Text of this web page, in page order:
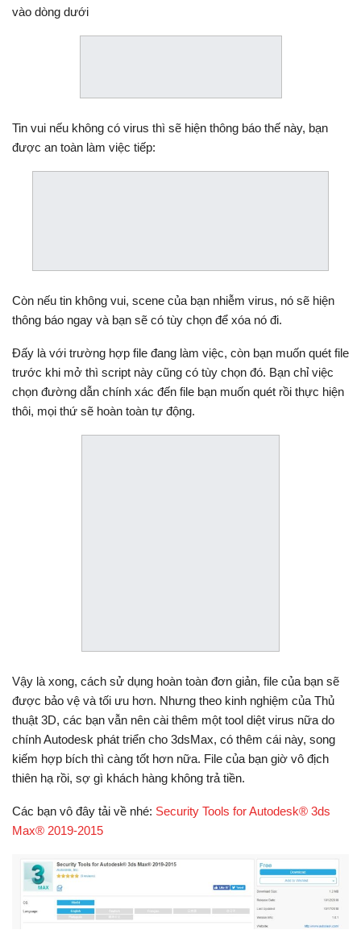
vào dòng dưới
Tin vui nếu không có virus thì sẽ hiện thông báo thế này, bạn
được an toàn làm việc tiếp:
Còn nếu tin không vui, scene của bạn nhiễm virus, nó sẽ hiện
thông báo ngay và bạn sẽ có tùy chọn để xóa nó đi.
Đấy là với trường hợp file đang làm việc, còn bạn muốn quét file
trước khi mở thì script này cũng có tùy chọn đó. Bạn chỉ việc
chọn đường dẫn chính xác đến file bạn muốn quét rồi thực hiện
thôi, mọi thứ sẽ hoàn toàn tự động.
Vậy là xong, cách sử dụng hoàn toàn đơn giản, file của bạn sẽ
được bảo vệ và tối ưu hơn. Nhưng theo kinh nghiệm của Thủ
thuật 3D, các bạn vẫn nên cài thêm một tool diệt virus nữa do
chính Autodesk phát triển cho 3dsMax, có thêm cái này, song
kiếm hợp bích thì càng tốt hơn nữa. File của bạn giờ vô địch
thiên hạ rồi, sợ gì khách hàng không trả tiền.
Các bạn vô đây tải về nhé: Security Tools for Autodesk® 3ds
Max® 2019-2015